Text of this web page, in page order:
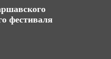
фестиваля